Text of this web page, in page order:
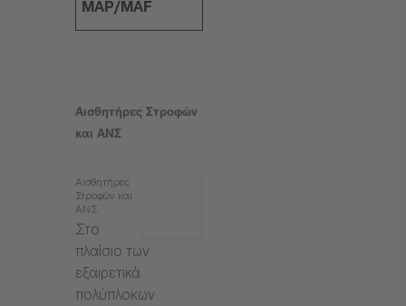
MAP/MAF
Αισθητήρες Στροφών
και ΑΝΣ
Αισθητήρες
Στροφών και
ΑΝΣ
Στο
πλαίσιο των
εξαιρετικά
πολύπλοκων